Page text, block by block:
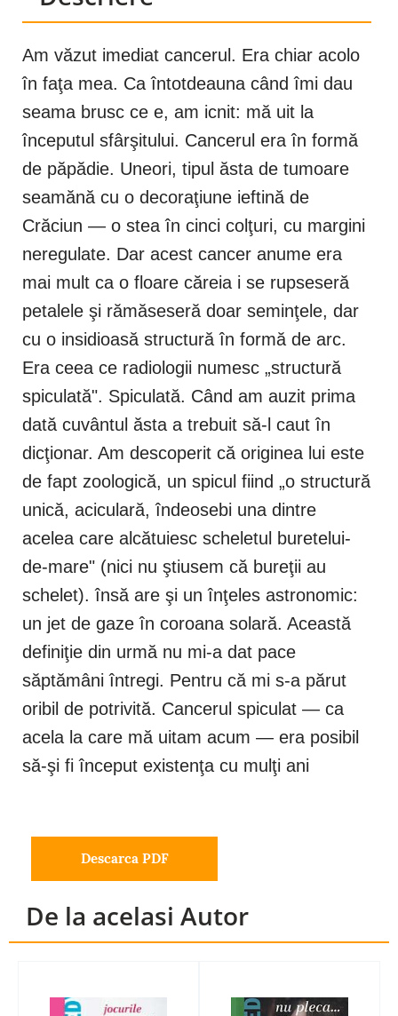
Am văzut imediat cancerul. Era chiar acolo
în faţa mea. Ca întotdeauna când îmi dau
seama brusc ce e, am icnit: mă uit la
începutul sfârşitului. Cancerul era în formă
de păpădie. Uneori, tipul ăsta de tumoare
seamănă cu o decoraţiune ieftină de
Crăciun — o stea în cinci colţuri, cu margini
neregulate. Dar acest cancer anume era
mai mult ca o floare căreia i se rupseseră
petalele şi rămăseseră doar seminţele, dar
cu o insidioasă structură în formă de arc.
Era ceea ce radiologii numesc „structură
spiculată". Spiculată. Când am auzit prima
dată cuvântul ăsta a trebuit să-l caut în
dicţionar. Am descoperit că originea lui este
de fapt zoologică, un spicul fiind „o structură
unică, aciculară, îndeosebi una dintre
acelea care alcătuiesc scheletul buretelui-
de-mare" (nici nu ştiusem că bureţii au
schelet). însă are şi un înţeles astronomic:
un jet de gaze în coroana solară. Această
definiţie din urmă nu mi-a dat pace
săptămâni întregi. Pentru că mi s-a părut
oribil de potrivită. Cancerul spiculat — ca
acela la care mă uitam acum — era posibil
să-şi fi început existenţa cu mulţi ani
Descarca PDF
De la acelasi Autor